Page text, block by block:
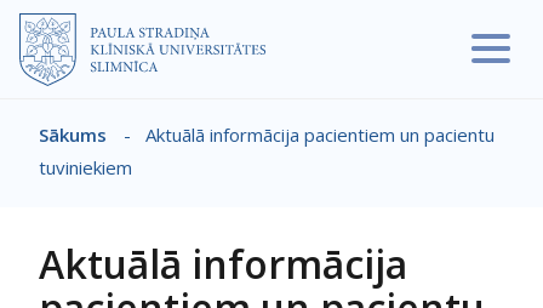
Pārlekt uz galveno saturu
Atpakaļceļš
Sākums -
Aktuālā informācija pacientiem un pacientu
tuviniekiem
Aktuālā informācija